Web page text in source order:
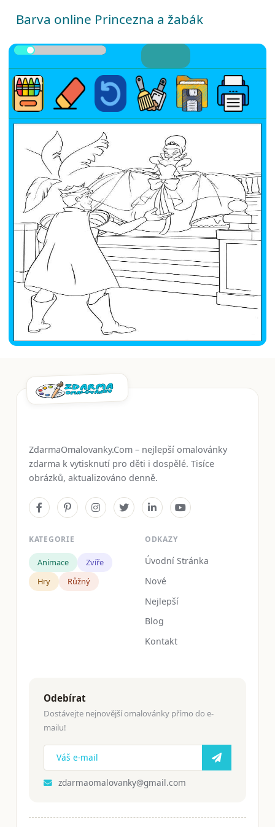
Barva online Princezna a žabák
ZdarmaOmalovanky.Com – nejlepší omalovánky
zdarma k vytisknutí pro děti i dospělé. Tisíce
obrázků, aktualizováno denně.
KATEGORIE
Animace
Zvíře
Hry
Růžný
ODKAZY
Úvodní Stránka
Nové
Nejlepší
Blog
Kontakt
Odebírat
Dostávejte nejnovější omalovánky přímo do e-
mailu!
zdarmaomalovanky@gmail.com